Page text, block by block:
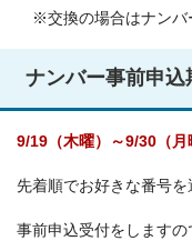
※交換の場合はナンバ
ナンバー事前申込
9/19（木曜）～9/30（月
先着順でお好きな番号を
事前申込受付をしますの